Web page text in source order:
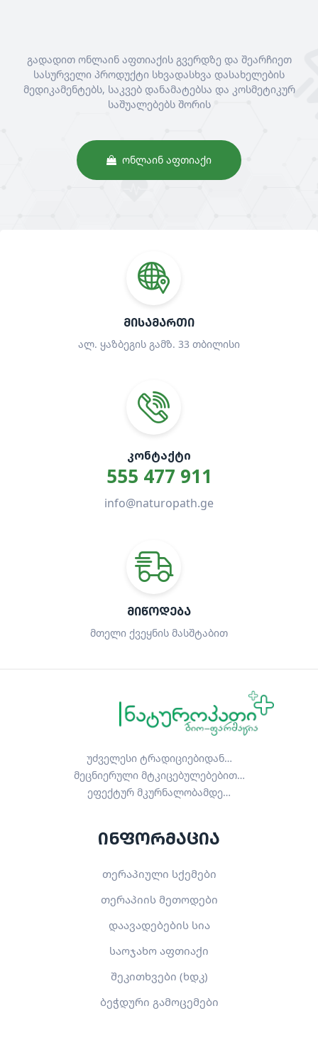
გადადით ონლაინ აფთიაქის გვერდზე და შეარჩიეთ
სასურველი პროდუქტი სხვადასხვა დასახელების
მედიკამენტებს, საკვებ დანამატებსა და კოსმეტიკურ
საშუალებებს შორის
ᲝᲜᲚᲐᲘᲜ ᲐᲤᲗᲘᲐᲥᲘ
ᲛᲘᲡᲐᲛᲐᲠᲗᲘ
ალ. ყაზბეგის გამზ. 33 თბილისი
ᲙᲝᲜᲢᲐᲥᲢᲘ
555 477 911
info@naturopath.ge
ᲛᲘᲬᲝᲓᲔᲑᲐ
მთელი ქვეყნის მასშტაბით
უძველესი ტრადიციებიდან…
მეცნიერული მტკიცებულებებით…
ეფექტურ მკურნალობამდე…
ინფორმაცია
თერაპიული სქემები
თერაპიის მეთოდები
დაავადებების სია
საოჯახო აფთიაქი
შეკითხვები (ხდკ)
ბეჭდური გამოცემები